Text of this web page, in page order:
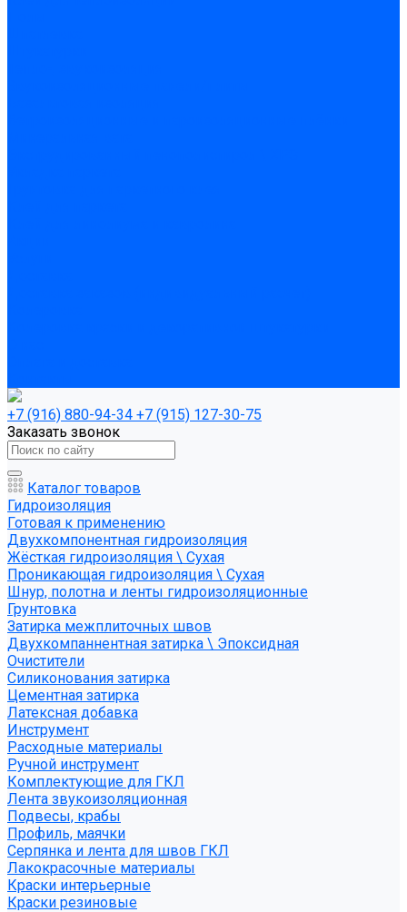
+7 (916) 880-94-34 +7 (915) 127-30-75
Заказать звонок
Каталог товаров
Гидроизоляция
Готовая к применению
Двухкомпонентная гидроизоляция
Жёсткая гидроизоляция \ Сухая
Проникающая гидроизоляция \ Сухая
Шнур, полотна и ленты гидроизоляционные
Грунтовка
Затирка межплиточных швов
Двухкомпаннентная затирка \ Эпоксидная
Очистители
Силиконования затирка
Цементная затирка
Латексная добавка
Инструмент
Расходные материалы
Ручной инструмент
Комплектующие для ГКЛ
Лента звукоизоляционная
Подвесы, крабы
Профиль, маячки
Серпянка и лента для швов ГКЛ
Лакокрасочные материалы
Краски интерьерные
Краски резиновые